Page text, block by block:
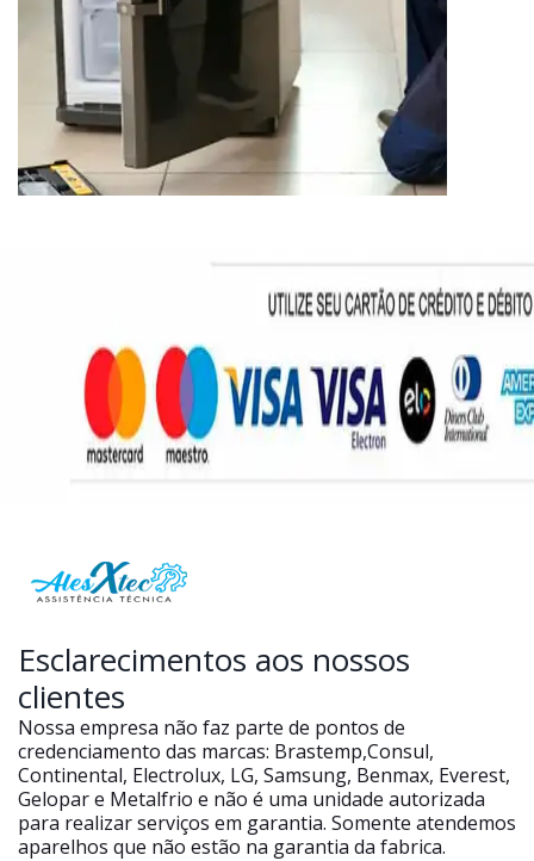
Esclarecimentos aos nossos
clientes
Nossa empresa não faz parte de pontos de
credenciamento das marcas: Brastemp,Consul,
Continental, Electrolux, LG, Samsung, Benmax, Everest,
Gelopar e Metalfrio e não é uma unidade autorizada
para realizar serviços em garantia. Somente atendemos
aparelhos que não estão na garantia da fabrica.